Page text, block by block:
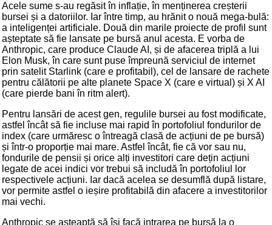
Acele sume s-au regăsit în inflație, în menținerea creșterii
bursei și a datoriilor. Iar între timp, au hrănit o nouă mega-bulă:
a inteligenței artificiale. Două din marile proiecte de profil sunt
așteptate să fie lansate pe bursă anul acesta. E vorba de
Anthropic, care produce Claude AI, și de afacerea triplă a lui
Elon Musk, în care sunt puse împreună serviciul de internet
prin satelit Starlink (care e profitabil), cel de lansare de rachete
pentru călătorii pe alte planete Space X (care e virtual) și X AI
(care pierde bani în ritm alert).
Pentru lansări de acest gen, regulile bursei au fost modificate,
astfel încât să fie incluse mai rapid în portofoliul fondurilor de
index (care urmăresc o întreagă clasă de acțiuni de pe bursă)
și într-o proporție mai mare. Astfel încât, fie că vor sau nu,
fondurile de pensii și orice alți investitori care dețin acțiuni
legate de acei indici vor trebui să includă în portofoliul lor
respectivele acțiuni. Iar dacă acelea se desumflă după listare,
vor permite astfel o ieșire profitabilă din afacere a investitorilor
mai vechi.
Anthropic se așteaptă să își facă intrarea pe bursă la o